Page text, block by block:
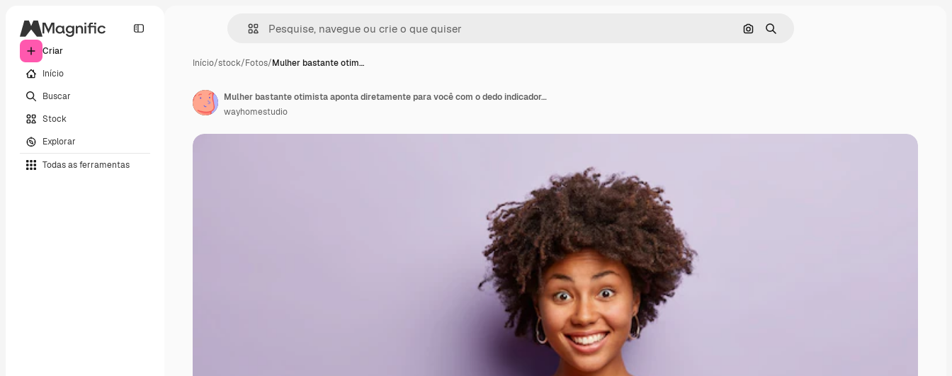
Criar
Início
Buscar
Stock
Explorar
Todas as ferramentas
Pesquisar por imagem
Buscar
Início/stock/Fotos/Mulher bastante otim…
Mulher bastante otimista aponta diretamente para você com o dedo indicador, convida para vir nas férias, segura flores amarelas, veste uma camiseta casual, isolada sobre a parede roxa, tem um sorriso alegre. Monocromático
wayhomestudio